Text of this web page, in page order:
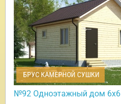
БРУС КАМЕРНОЙ СУШКИ
№92 Одноэтажный дом 6х6